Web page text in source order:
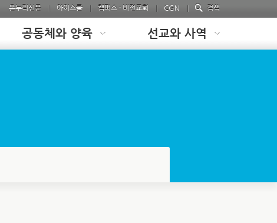
온누리신문 아이스쿨 캠퍼스 · 비전교회 CGN 검색
공동체와 양육 선교와 사역